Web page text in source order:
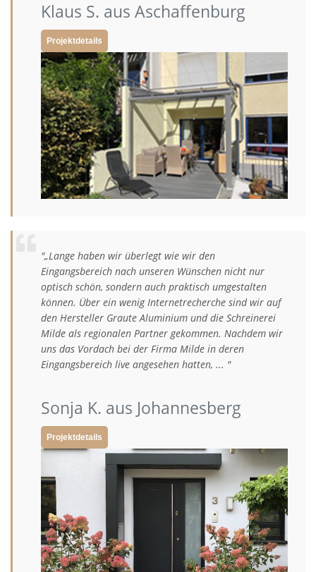
Klaus S. aus Aschaffenburg
Projektdetails
"„Lange haben wir überlegt wie wir den
Eingangsbereich nach unseren Wünschen nicht nur
optisch schön, sondern auch praktisch umgestalten
können. Über ein wenig Internetrecherche sind wir auf
den Hersteller Graute Aluminium und die Schreinerei
Milde als regionalen Partner gekommen. Nachdem wir
uns das Vordach bei der Firma Milde in deren
Eingangsbereich live angesehen hatten, ... "
Sonja K. aus Johannesberg
Projektdetails